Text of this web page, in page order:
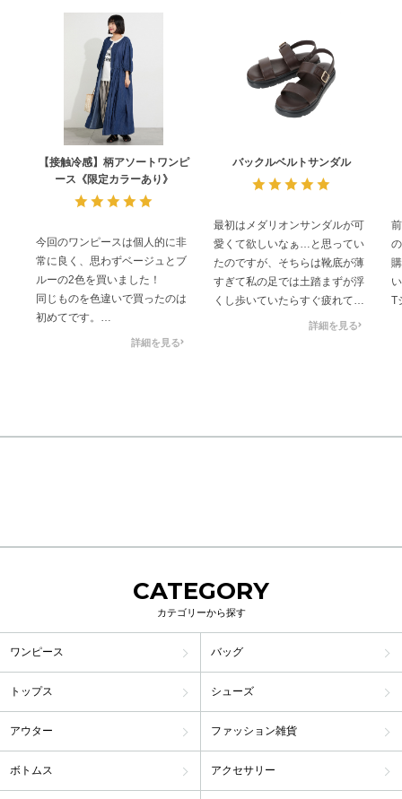
【接触冷感】柄アソートワンピ
ース《限定カラーあり》
詳細を見る
今回のワンピースは個人的に非
常に良く、思わずベージュとブ
ルーの2色を買いました！
同じものを色違いで買ったのは
初めてです。
それくらい良かったです！
ります。
く、なによりタイトルにもある
ように、ウエストが絞れること
でメリハリがでてスタイルアッ
ます！
同じようなウエストが絞れるワ
ンピースで、秋色ボルドー系や
春らしいミントグリーンカラー
など、今後様々な展開があると
嬉しいです。
追加でレッドも買おうか迷うく
らい、かなり良かったです！
バックルベルトサンダル
詳細を見る
最初はメダリオンサンダルが可
愛くて欲しいなぁ…と思ってい
たのですが、そちらは靴底が薄
すぎて私の足では土踏まずが浮
くし歩いていたらすぐ疲れてし
まいそう…と泣く泣く諦めまし
もカジュアル系にも合うし、暗
で使いやすいです。
秋口まで思う存分使いまくりま
す。
T
CATEGORY
カテゴリーから探す
ワンピース バッグ
トップス シューズ
アウター ファッション雑貨
ボトムス アクセサリー